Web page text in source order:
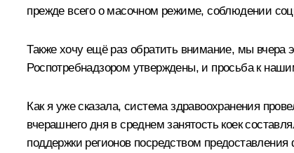
прежде всего о масочном режиме, соблюдении
Также хочу ещё раз обратить внимание, мы
Роспотребнадзором утверждены, и просьба к
Как я уже сказала, система здравоохранения
вчерашнего дня в среднем занятость коек
поддержки регионов посредством